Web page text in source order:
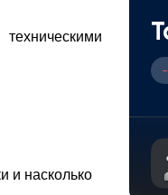
и насколько